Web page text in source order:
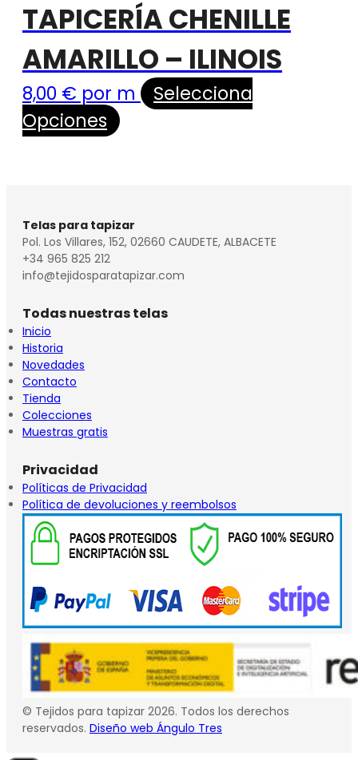
TAPICERÍA CHENILLE
AMARILLO – ILINOIS
8,00 € por m
Selecciona
Opciones
Telas para tapizar
Pol. Los Villares, 152, 02660 CAUDETE, ALBACETE
+34 965 825 212
info@tejidosparatapizar.com
Todas nuestras telas
Inicio
Historia
Novedades
Contacto
Tienda
Colecciones
Muestras gratis
Privacidad
Políticas de Privacidad
Política de devoluciones y reembolsos
© Tejidos para tapizar 2026. Todos los derechos
reservados. Diseño web Ángulo Tres